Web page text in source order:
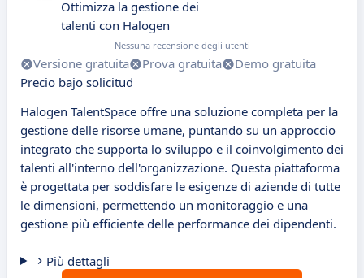
Ottimizza la gestione dei
talenti con Halogen
Nessuna recensione degli utenti
Versione gratuita Prova gratuita
Demo gratuita
Precio bajo solicitud
Halogen TalentSpace offre una soluzione completa per la
gestione delle risorse umane, puntando su un approccio
integrato che supporta lo sviluppo e il coinvolgimento dei
talenti all'interno dell'organizzazione. Questa piattaforma
è progettata per soddisfare le esigenze di aziende di tutte
le dimensioni, permettendo un monitoraggio e una
gestione più efficiente delle performance dei dipendenti.
Più dettagli